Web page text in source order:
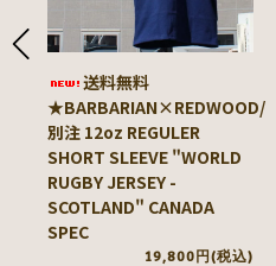
送料無料
★BARBARIAN×REDWOOD/
別注 12oz REGULER
SHORT SLEEVE "WORLD
RUGBY JERSEY -
SCOTLAND" CANADA
SPEC
19,800円(税込)